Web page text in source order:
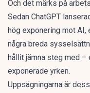
Och det märks på
Sedan ChatGPT
hög exponering mot AI,
några breda
hållit jämna steg med –
exponerade yrken.
Uppsägningarna är